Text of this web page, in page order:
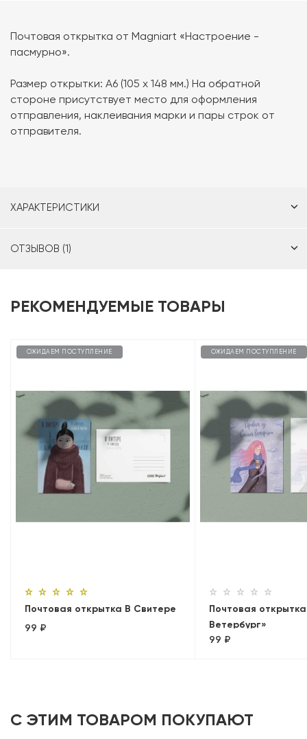
Почтовая открытка от Magniart «Настроение -
пасмурно».
Размер открытки: А6 (105 х 148 мм.) На обратной
стороне присутствует место для оформления
отправления, наклеивания марки и пары строк от
отправителя.
ХАРАКТЕРИСТИКИ
ОТЗЫВОВ (1)
РЕКОМЕНДУЕМЫЕ ТОВАРЫ
ОЖИДАЕМ ПОСТУПЛЕНИЕ
Почтовая открытка В Свитере
99 ₽
ОЖИДАЕМ ПОСТУПЛЕНИЕ
Почтовая
Ветербург»
99 ₽
С ЭТИМ ТОВАРОМ ПОКУПАЮТ